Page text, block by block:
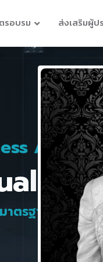
รอบรม ส่งเสริมผู้ป
Program
ร้างพื้นฐานทาง